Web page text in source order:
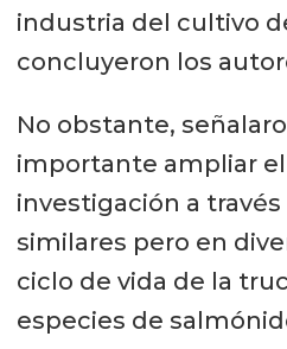
industria del cultivo
concluyeron los
No obstante,
importante ampliar
investigación a
similares pero en
ciclo de vida de la
especies de